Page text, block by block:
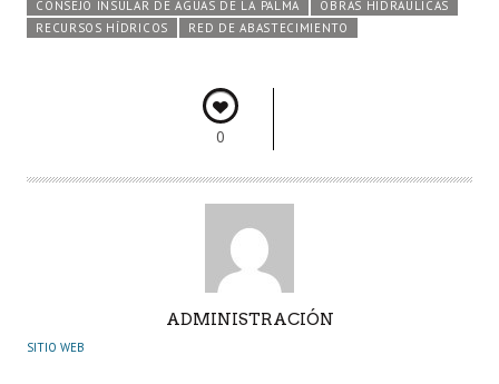
o p n rti
CONSEJO INSULAR DE AGUAS DE LA PALMA
OBRAS HIDRÁULICAS
RECURSOS HÍDRICOS
RED DE ABASTECIMIENTO
0
U
ADMINISTRACIÓN
SITIO WEB